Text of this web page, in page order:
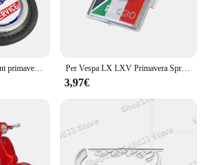
Per Vespa LX LXV Primavera Sprint GTV GTS Super 946 50-300cc accessori per Scooter emblema anteriore
3,97€